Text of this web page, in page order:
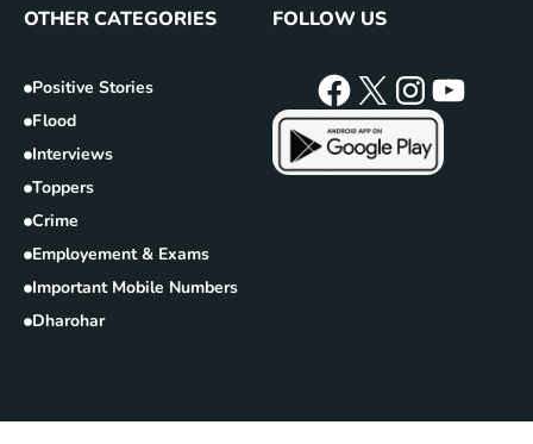
OTHER CATEGORIES
Positive Stories
Flood
Interviews
Toppers
Crime
Employement & Exams
Important Mobile Numbers
Dharohar
FOLLOW US